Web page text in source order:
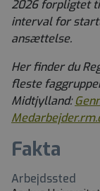
2026 forpligtet
interval for
ansættelse.
Her finder du
fleste
Midtjylland:
Fakta
Arbejdssted